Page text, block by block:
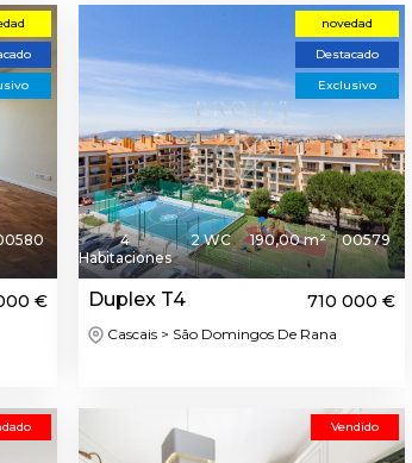
€
novedad
Destacado
Exclusivo
4
Habitaciones
2 WC 190,00 m² 00579
Duplex T4 710 000 €
Cascais > São Domingos De Rana
Vendido